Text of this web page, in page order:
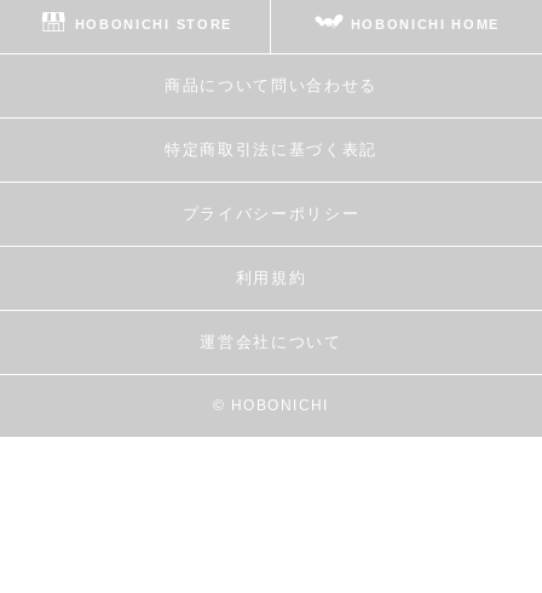
HOBONICHI STORE HOBONICHI HOME
商品について問い合わせる
特定商取引法に基づく表記
プライバシーポリシー
利用規約
運営会社について
© HOBONICHI